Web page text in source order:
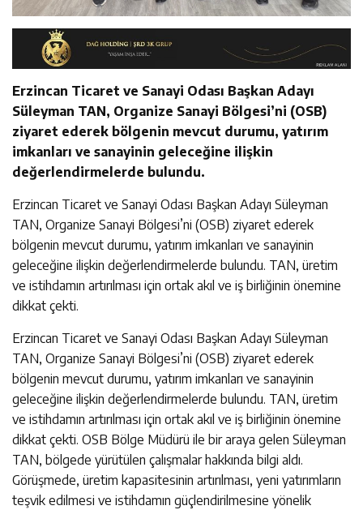
Erzincan Ticaret ve Sanayi Odası Başkan Adayı
Süleyman TAN, Organize Sanayi Bölgesi’ni (OSB)
ziyaret ederek bölgenin mevcut durumu, yatırım
imkanları ve sanayinin geleceğine ilişkin
değerlendirmelerde bulundu.
Erzincan Ticaret ve Sanayi Odası Başkan Adayı Süleyman
TAN, Organize Sanayi Bölgesi’ni (OSB) ziyaret ederek
bölgenin mevcut durumu, yatırım imkanları ve sanayinin
geleceğine ilişkin değerlendirmelerde bulundu. TAN, üretim
ve istihdamın artırılması için ortak akıl ve iş birliğinin önemine
dikkat çekti.
Erzincan Ticaret ve Sanayi Odası Başkan Adayı Süleyman
TAN, Organize Sanayi Bölgesi’ni (OSB) ziyaret ederek
bölgenin mevcut durumu, yatırım imkanları ve sanayinin
geleceğine ilişkin değerlendirmelerde bulundu. TAN, üretim
ve istihdamın artırılması için ortak akıl ve iş birliğinin önemine
dikkat çekti. OSB Bölge Müdürü ile bir araya gelen Süleyman
TAN, bölgede yürütülen çalışmalar hakkında bilgi aldı.
Görüşmede, üretim kapasitesinin artırılması, yeni yatırımların
teşvik edilmesi ve istihdamın güçlendirilmesine yönelik